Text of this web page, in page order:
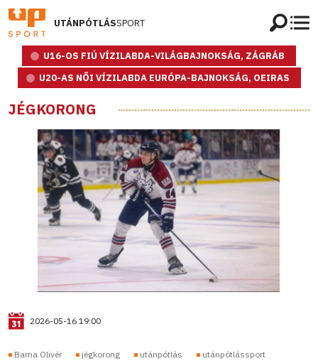
UTÁNPÓTLÁSSPORT
U16-OS FIÚ VÍZILABDA-VILÁGBAJNOKSÁG, ZÁGRÁB
U20-AS NŐI VÍZILABDA EURÓPA-BAJNOKSÁG, OEIRAS
JÉGKORONG
2026-05-16 19:00
Barna Olivér jégkorong utánpótlás utánpótlássport